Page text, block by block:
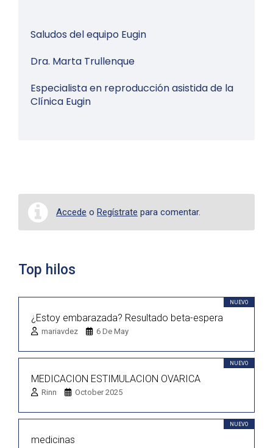
Saludos del equipo Eugin
Dra. Marta Trullenque
Especialista en reproducción asistida de la
Clínica Eugin
Accede o Regístrate para comentar.
Top hilos
NUEVO
¿Estoy embarazada? Resultado beta-espera
mariavdez 6 De May
NUEVO
MEDICACION ESTIMULACION OVARICA
Rinn October 2025
NUEVO
medicinas